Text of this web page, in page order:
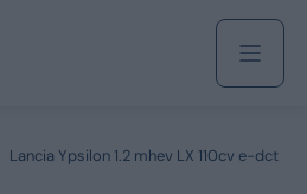
Acquista
Lancia Ypsilon 1.2 mhev LX 110cv e-dct